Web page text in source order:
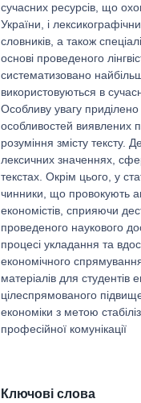
сучасних ресурсів, що
України, і
словників, а також
основі проведеного
систематизовано
використовуються в
Особливу увагу
особливостей виявлених
розуміння змісту тексту.
лексичних значеннях,
текстах. Окрім цього, у
чинники, що провокують
економістів, сприяючи
проведеного наукового
процесі укладання та
економічного
матеріалів для студентів
цілеспрямованого
економіки з метою
професійної комунікації
Ключові слова